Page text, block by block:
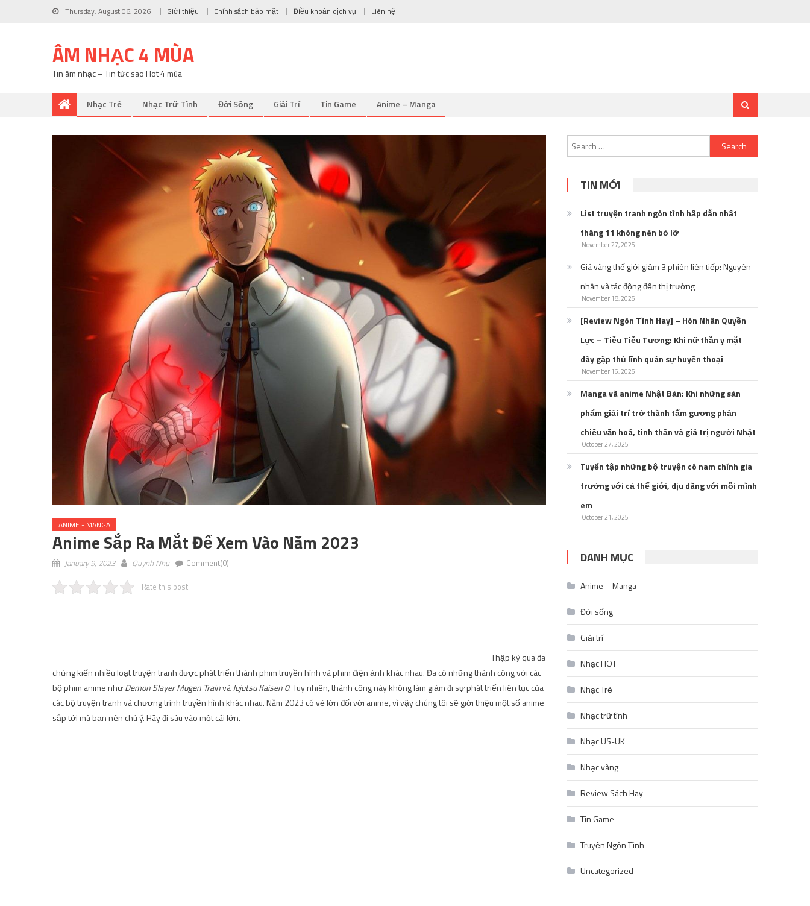
Thursday, August 06, 2026 Giới thiệu Chính sách bảo mật Điều khoản dịch vụ Liên hệ
ÂM NHẠC 4 MÙA
Tin âm nhạc – Tin tức sao Hot 4 mùa
Nhạc Trẻ Nhạc Trữ Tình Đời Sống Giải Trí Tin Game Anime – Manga
ANIME - MANGA
Anime Sắp Ra Mắt Để Xem Vào Năm 2023
January 9, 2023 Quynh Nhu Comment(0)
Rate this post
Thập kỷ qua đã
chứng kiến ​​nhiều loạt truyện tranh được phát triển thành phim truyền hình và phim điện ảnh khác nhau. Đã có những thành công với các
bộ phim anime nhưDemon Slayer Mugen TrainvàJujutsu Kaisen 0. Tuy nhiên, thành công này không làm giảm đi sự phát triển liên tục của
các bộ truyện tranh và chương trình truyền hình khác nhau. Năm 2023 có vẻ lớn đối với anime, vì vậy chúng tôi sẽ giới thiệu một số anime
sắp tới mà bạn nên chú ý. Hãy đi sâu vào một cái lớn.
Search
for:
TIN MỚI
List truyện tranh ngôn tình hấp dẫn nhất
tháng 11 không nên bỏ lỡ
November 27, 2025
Giá vàng thế giới giảm 3 phiên liên tiếp: Nguyên
nhân và tác động đến thị trường
November 18, 2025
[Review Ngôn Tình Hay] – Hôn Nhân Quyền
Lực – Tiễu Tiễu Tương: Khi nữ thần y mặt
dày gặp thủ lĩnh quân sự huyền thoại
November 16, 2025
Manga và anime Nhật Bản: Khi những sản
phẩm giải trí trở thành tấm gương phản
chiếu văn hoá, tinh thần và giá trị người Nhật
October 27, 2025
Tuyển tập những bộ truyện có nam chính gia
trưởng với cả thế giới, dịu dàng với mỗi mình
em
October 21, 2025
DANH MỤC
Anime – Manga
Đời sống
Giải trí
Nhạc HOT
Nhạc Trẻ
Nhạc trữ tình
Nhạc US-UK
Nhạc vàng
Review Sách Hay
Tin Game
Truyện Ngôn Tình
Uncategorized